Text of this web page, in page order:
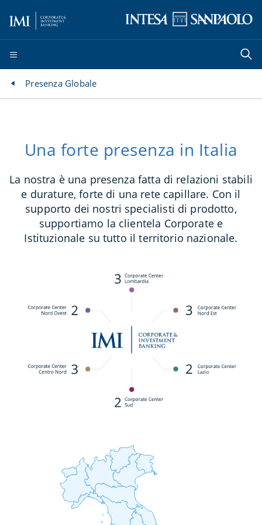
Presenza Globale
Una forte presenza in Italia
La nostra è una presenza fatta di relazioni stabili
e durature, forte di una rete capillare. Con il
supporto dei nostri specialisti di prodotto,
supportiamo la clientela Corporate e
Istituzionale su tutto il territorio nazionale.